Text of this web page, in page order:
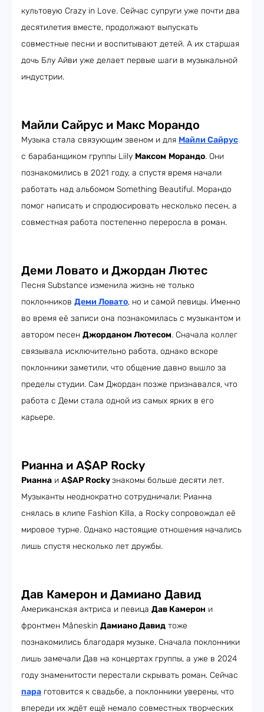
культовую Crazy in Love. Сейчас супруги уже почти два
десятилетия вместе, продолжают выпускать
совместные песни и воспитывают детей. А их старшая
дочь Блу Айви уже делает первые шаги в музыкальной
индустрии.
Майли Сайрус и Макс Морандо
Музыка стала связующим звеном и для Майли Сайрус
с барабанщиком группы Liily Максом Морандо. Они
познакомились в 2021 году, а спустя время начали
работать над альбомом Something Beautiful. Морандо
помог написать и спродюсировать несколько песен, а
совместная работа постепенно переросла в роман.
Деми Ловато и Джордан Лютес
Песня Substance изменила жизнь не только
поклонников Деми Ловато, но и самой певицы. Именно
во время её записи она познакомилась с музыкантом и
автором песен Джорданом Лютесом. Сначала коллег
связывала исключительно работа, однако вскоре
поклонники заметили, что общение давно вышло за
пределы студии. Сам Джордан позже признавался, что
работа с Деми стала одной из самых ярких в его
карьере.
Рианна и A$AP Rocky
Рианна и A$AP Rockyзнакомы больше десяти лет.
Музыканты неоднократно сотрудничали: Рианна
снялась в клипе Fashion Killa, а Rocky сопровождал её
мировое турне. Однако настоящие отношения начались
лишь спустя несколько лет дружбы.
Дав Камерон и Дамиано Давид
Американская актриса и певица Дав Камерон и
фронтмен Måneskin Дамиано Давид тоже
познакомились благодаря музыке. Сначала поклонники
лишь замечали Дав на концертах группы, а уже в 2024
году знаменитости перестали скрывать роман. Сейчас
пара готовится к свадьбе, а поклонники уверены, что
впереди их ждёт ещё немало совместных творческих